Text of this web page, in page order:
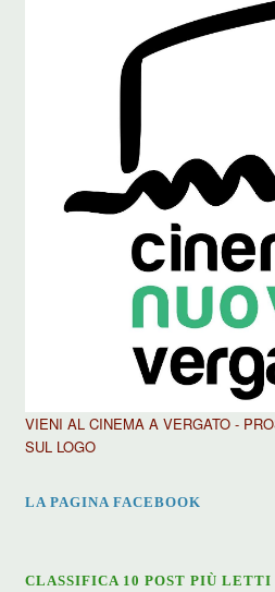
VIENI AL CINEMA A VERGATO -
SUL LOGO
LA PAGINA FACEBOOK
CLASSIFICA 10 POST PIÙ